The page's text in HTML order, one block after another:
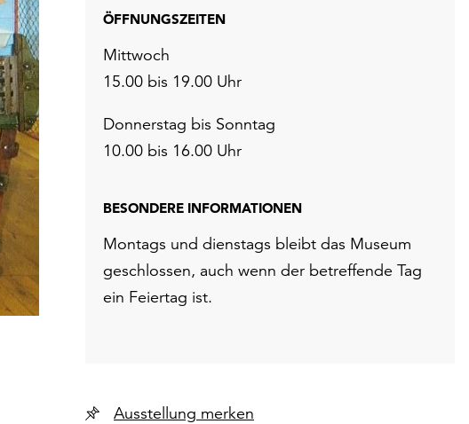
ÖFFNUNGSZEITEN
Mittwoch
15.00 bis 19.00 Uhr
Donnerstag bis Sonntag
10.00 bis 16.00 Uhr
BESONDERE INFORMATIONEN
Montags und dienstags bleibt das Museum
geschlossen, auch wenn der betreffende Tag
ein Feiertag ist.
Ausstellung merken